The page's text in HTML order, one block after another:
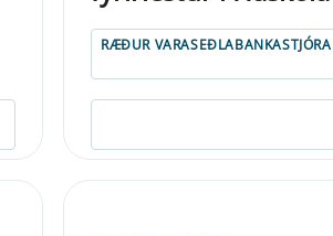
RÆÐUR VARASEÐLABANKASTJÓRA